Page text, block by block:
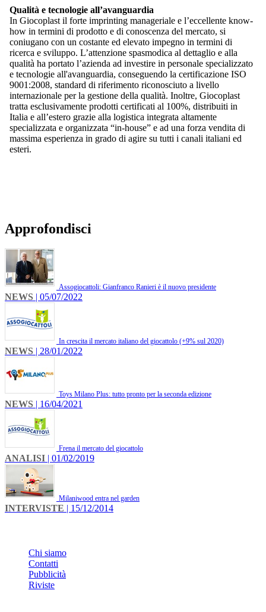
Qualità e tecnologie all’avanguardia
In Giocoplast il forte imprinting manageriale e l’eccellente know-
how in termini di prodotto e di conoscenza del mercato, si
coniugano con un costante ed elevato impegno in termini di
ricerca e sviluppo. L’attenzione spasmodica al dettaglio e alla
qualità ha portato l’azienda ad investire in personale specializzato
e tecnologie all'avanguardia, conseguendo la certificazione ISO
9001:2008, standard di riferimento riconosciuto a livello
internazionale per la gestione della qualità. Inoltre, Giocoplast
tratta esclusivamente prodotti certificati al 100%, distribuiti in
Italia e all’estero grazie alla logistica integrata altamente
specializzata e organizzata “in-house” e ad una forza vendita di
massima esperienza in grado di agire su tutti i canali italiani ed
esteri.
Approfondisci
Assogiocattoli: Gianfranco Ranieri è il nuovo presidente
NEWS | 05/07/2022
In crescita il mercato italiano del giocattolo (+9% sul 2020)
NEWS | 28/01/2022
Toys Milano Plus: tutto pronto per la seconda edizione
NEWS | 16/04/2021
Frena il mercato del giocattolo
ANALISI | 01/02/2019
Milaniwood entra nel garden
INTERVISTE | 15/12/2014
Chi siamo
Contatti
Pubblicità
Riviste